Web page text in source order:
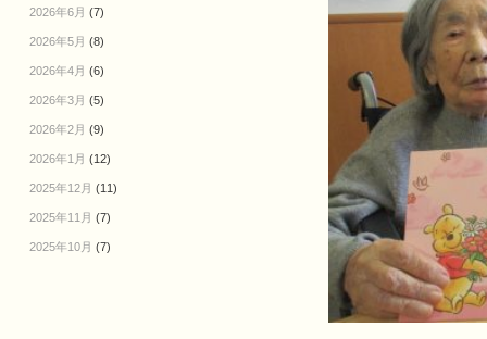
2026年6月 (7)
2026年5月 (8)
2026年4月 (6)
2026年3月 (5)
2026年2月 (9)
2026年1月 (12)
2025年12月 (11)
2025年11月 (7)
2025年10月 (7)